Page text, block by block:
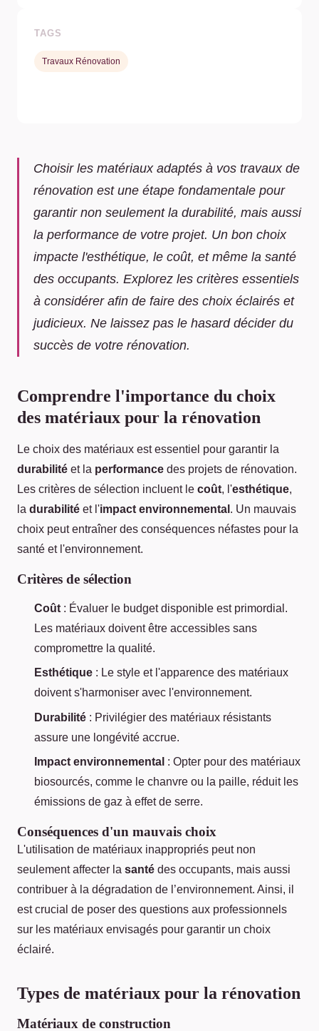
Choisir les matériaux adaptés à vos travaux de
rénovation est une étape fondamentale pour
garantir non seulement la durabilité, mais aussi
la performance de votre projet. Un bon choix
impacte l'esthétique, le coût, et même la santé
des occupants. Explorez les critères essentiels
à considérer afin de faire des choix éclairés et
judicieux. Ne laissez pas le hasard décider du
succès de votre rénovation.
Comprendre l'importance du choix
des matériaux pour la rénovation
Le choix des matériaux est essentiel pour garantir la
durabilité et la performance des projets de rénovation.
Les critères de sélection incluent le coût, l'esthétique,
la durabilité et l'impact environnemental . Un mauvais
choix peut entraîner des conséquences néfastes pour la
santé et l'environnement.
Critères de sélection
Coût : Évaluer le budget disponible est primordial.
Les matériaux doivent être accessibles sans
compromettre la qualité.
Esthétique : Le style et l'apparence des matériaux
doivent s'harmoniser avec l'environnement.
Durabilité : Privilégier des matériaux résistants
assure une longévité accrue.
Impact environnemental : Opter pour des matériaux
biosourcés, comme le chanvre ou la paille, réduit les
émissions de gaz à effet de serre.
Conséquences d'un mauvais choix
L'utilisation de matériaux inappropriés peut non
seulement affecter la santé des occupants, mais aussi
contribuer à la dégradation de l’environnement. Ainsi, il
est crucial de poser des questions aux professionnels
sur les matériaux envisagés pour garantir un choix
éclairé.
Types de matériaux pour la rénovation
Matériaux de construction
TAGS
Travaux Rénovation